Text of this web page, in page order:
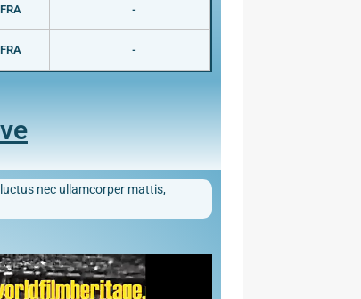
FRA -
FRA -
nec ullamcorper mattis,